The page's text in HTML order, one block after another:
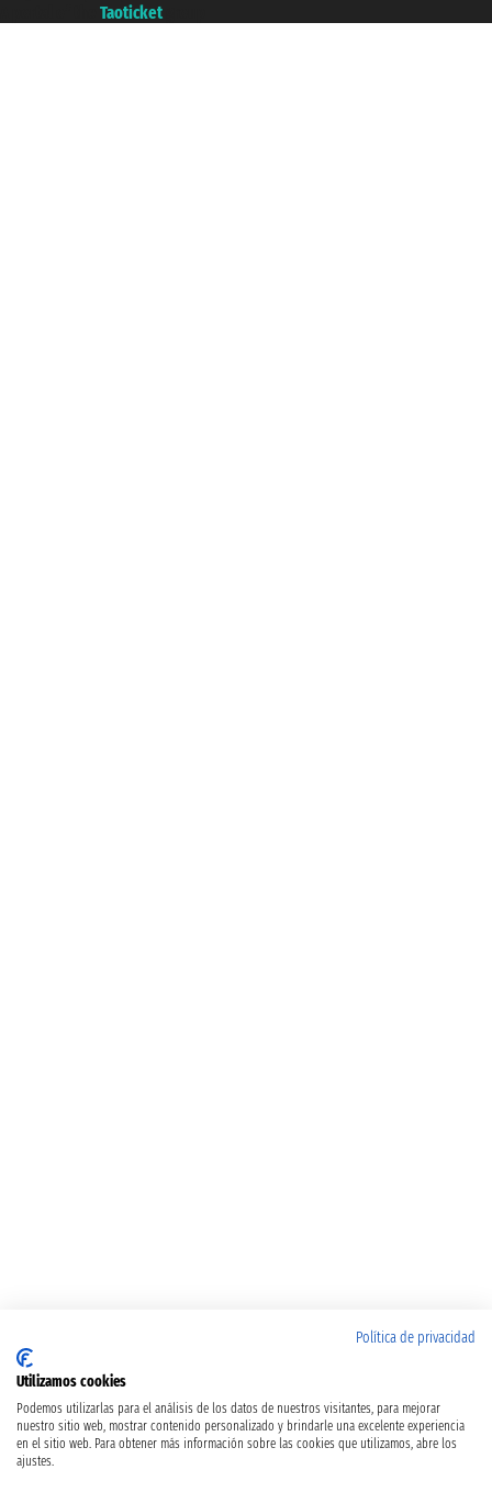
Taoticket
Política de privacidad
Utilizamos cookies
Podemos utilizarlas para el análisis de los datos de nuestros visitantes, para mejorar
nuestro sitio web, mostrar contenido personalizado y brindarle una excelente experiencia
en el sitio web. Para obtener más información sobre las cookies que utilizamos, abre los
ajustes.